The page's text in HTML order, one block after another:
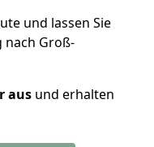
und lassen Sie
nach Groß-
aus und erhalten